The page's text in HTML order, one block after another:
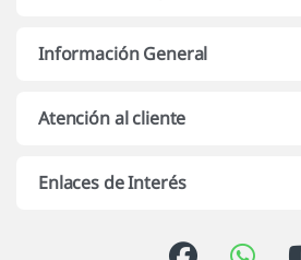
Información General
Atención al cliente
Enlaces de Interés